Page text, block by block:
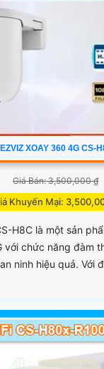
XOAY 360 4G CS-
Giá Bán: 3,500,000 ₫
Khuyến Mại:
H8C là một sản
với chức năng đàm
ninh hiệu quả. Với